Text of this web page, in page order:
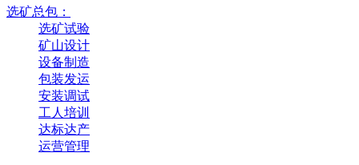
选矿总包：
选矿试验
矿山设计
设备制造
包装发运
安装调试
工人培训
达标达产
运营管理